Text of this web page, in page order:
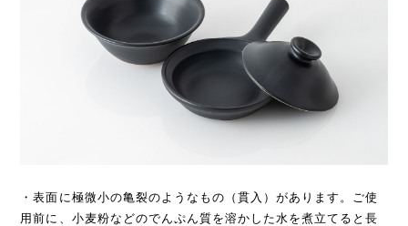
・表面に極微小の亀裂のようなもの（貫入）があります。ご使
用前に、小麦粉などのでんぷん質を溶かした水を煮立てると長